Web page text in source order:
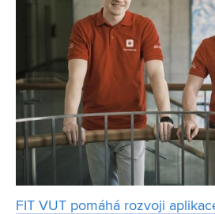
FIT VUT pomáhá rozvoji